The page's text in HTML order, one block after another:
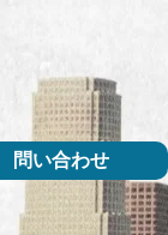
問い合わせ